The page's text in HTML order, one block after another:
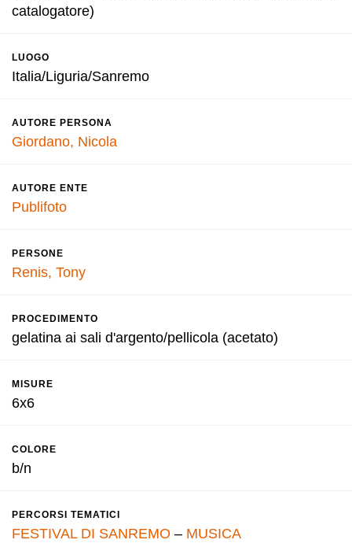
catalogatore)
LUOGO
Italia/Liguria/Sanremo
AUTORE PERSONA
Giordano, Nicola
AUTORE ENTE
Publifoto
PERSONE
Renis, Tony
PROCEDIMENTO
gelatina ai sali d'argento/pellicola (acetato)
MISURE
6x6
COLORE
b/n
PERCORSI TEMATICI
FESTIVAL DI SANREMO – MUSICA